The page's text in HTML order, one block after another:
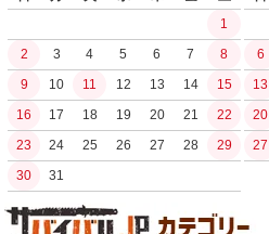
1
2
3 4 5 6 7
8
9
10 11 12 13 14
15
16
17 18 19 20 21
22
23
24 25 26 27 28
29
30
31
6
13
20
27
土日祝日の商品発送はございません。